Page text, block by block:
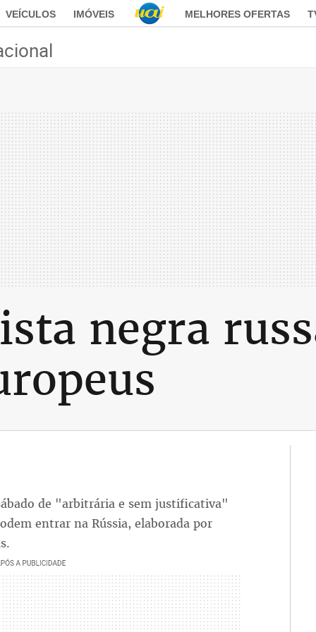
VEÍCULOS IMÓVEIS MELHORES OFERTAS
negra
de "arbitrária e sem justificativa"
entrar na Rússia, elaborada por